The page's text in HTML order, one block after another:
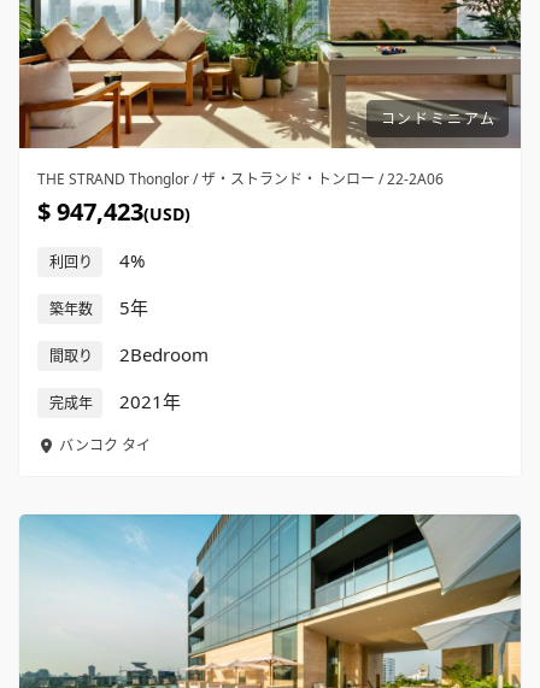
コンドミニアム
THE STRAND Thonglor / ザ・ストランド・トンロー / 22-2A06
$ 947,423(USD)
利回り 4%
築年数 5年
間取り 2Bedroom
完成年 2021年
バンコク タイ